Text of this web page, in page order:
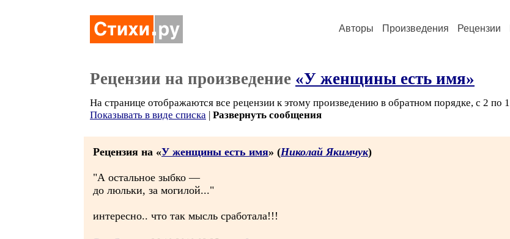
Авторы Произведения Рецензии
Рецензии на произведение «У женщины есть имя»
На странице отображаются все рецензии к этому произведению в обратном порядке, с 2 по 1
Показывать в виде списка | Развернуть сообщения
Рецензия на «У женщины есть имя» (Николай Якимчук)
"А остальное зыбко —
до люльки, за могилой..."
интересно.. что так мысль сработала!!!